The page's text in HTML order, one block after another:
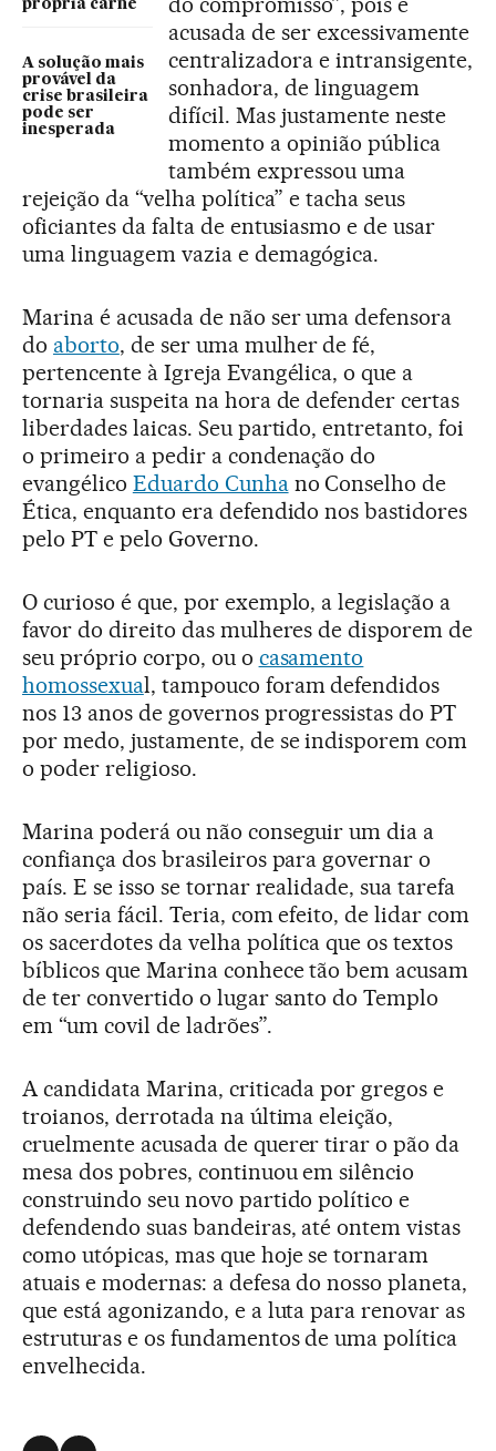
própria carne
A solução mais
provável da
crise brasileira
pode ser
inesperada
acusada de ser excessivamente
centralizadora e intransigente,
sonhadora, de linguagem
difícil. Mas justamente neste
momento a opinião pública
também expressou uma
rejeição da “velha política” e tacha seus
oficiantes da falta de entusiasmo e de usar
uma linguagem vazia e demagógica.
Marina é acusada de não ser uma defensora
do aborto, de ser uma mulher de fé,
pertencente à Igreja Evangélica, o que a
tornaria suspeita na hora de defender certas
liberdades laicas. Seu partido, entretanto, foi
o primeiro a pedir a condenação do
evangélico Eduardo Cunhano Conselho de
Ética, enquanto era defendido nos bastidores
pelo PT e pelo Governo.
O curioso é que, por exemplo, a legislação a
favor do direito das mulheres de disporem de
seu próprio corpo, ou o casamento
homossexual, tampouco foram defendidos
nos 13 anos de governos progressistas do PT
por medo, justamente, de se indisporem com
o poder religioso.
Marina poderá ou não conseguir um dia a
confiança dos brasileiros para governar o
país. E se isso se tornar realidade, sua tarefa
não seria fácil. Teria, com efeito, de lidar com
os sacerdotes da velha política que os textos
bíblicos que Marina conhece tão bem acusam
de ter convertido o lugar santo do Templo
em “um covil de ladrões”.
A candidata Marina, criticada por gregos e
troianos, derrotada na última eleição,
cruelmente acusada de querer tirar o pão da
mesa dos pobres, continuou em silêncio
construindo seu novo partido político e
defendendo suas bandeiras, até ontem vistas
como utópicas, mas que hoje se tornaram
atuais e modernas: a defesa do nosso planeta,
que está agonizando, e a luta para renovar as
estruturas e os fundamentos de uma política
envelhecida.